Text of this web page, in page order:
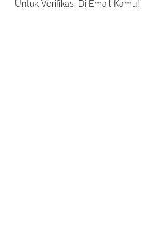
Untuk Verifikasi Di Email Kamu!